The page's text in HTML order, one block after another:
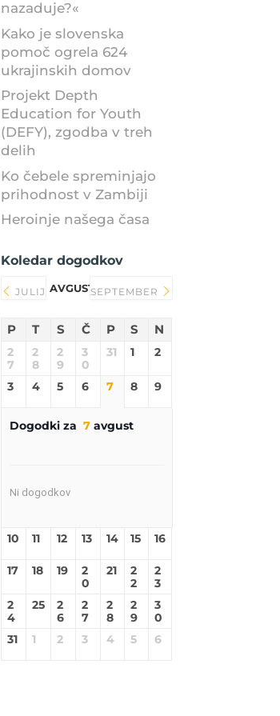
nazaduje?«
Kako je slovenska
pomoč ogrela 624
ukrajinskih domov
Projekt Depth
Education for Youth
(DEFY), zgodba v treh
delih
Ko čebele spreminjajo
prihodnost v Zambiji
Heroinje našega časa
Koledar dogodkov
JULIJ AVGUST 2026SEPTEMBER
P T S Č P S N
2
7
2
8
2
9
3
0
31 1 2
3 4 5 6 7 8 9
Dogodki za 7avgust
Ni dogodkov
10 11 12 13 14 15 16
17 18 19
2
0
21
2
2
2
3
2
4
25
2
6
2
7
2
8
2
9
3
0
31
1 2 3 4 5 6